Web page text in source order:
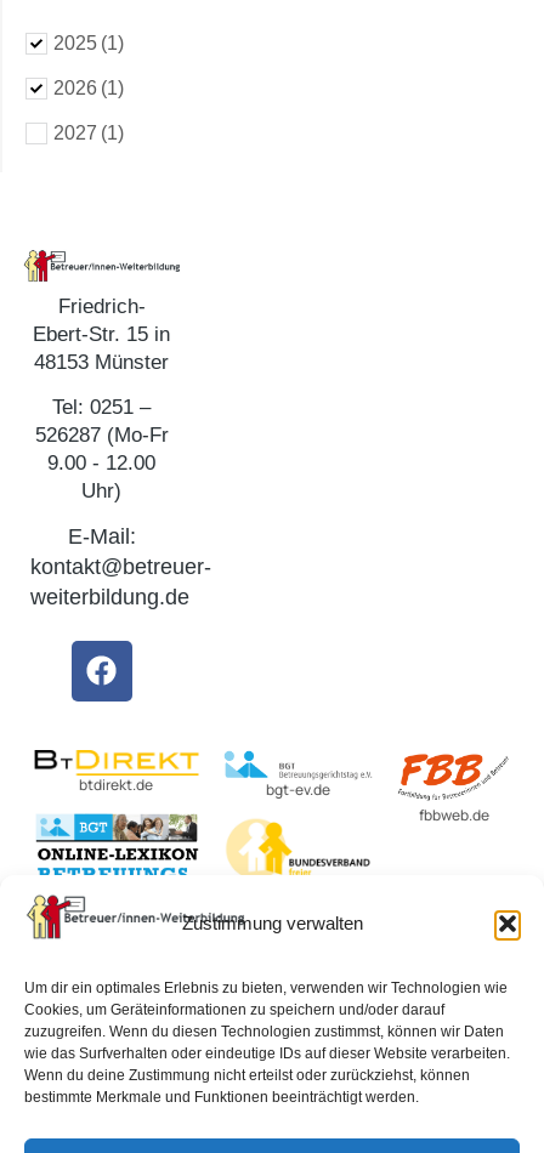
Zustimmung verwalten
Um dir ein optimales Erlebnis zu bieten, verwenden wir Technologien wie
Cookies, um Geräteinformationen zu speichern und/oder darauf
zuzugreifen. Wenn du diesen Technologien zustimmst, können wir Daten
wie das Surfverhalten oder eindeutige IDs auf dieser Website verarbeiten.
Wenn du deine Zustimmung nicht erteilst oder zurückziehst, können
bestimmte Merkmale und Funktionen beeinträchtigt werden.
2025 (1)
2026 (1)
2027 (1)
Friedrich-
Ebert-Str. 15 in
48153 Münster
Tel: 0251 –
526287 (Mo-Fr
9.00 - 12.00
Uhr)
E-Mail:
kontakt@betreuer-
weiterbildung.de
btdirekt.de
lexikon-
betreuungsrecht.de
bgt-ev.de
fbbweb.de
Impressum Datenschutzerklärung AGB